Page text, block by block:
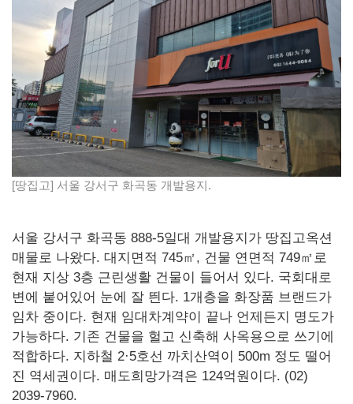
[땅집고] 서울 강서구 화곡동 개발용지.
서울 강서구 화곡동 888-5일대 개발용지가 땅집고옥션
매물로 나왔다. 대지면적 745㎡, 건물 연면적 749㎡로
현재 지상 3층 근린생활 건물이 들어서 있다. 국회대로
변에 붙어있어 눈에 잘 띈다. 1개층을 화장품 브랜드가
임차 중이다. 현재 임대차계약이 끝나 언제든지 명도가
가능하다. 기존 건물을 헐고 신축해 사옥용으로 쓰기에
적합하다. 지하철 2·5호선 까치산역이 500m 정도 떨어
진 역세권이다. 매도희망가격은 124억원이다. (02)
2039-7960.